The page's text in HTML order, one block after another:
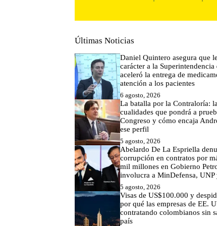
Últimas Noticias
Daniel Quintero asegura que
carácter a la Superintendencia
aceleró la entrega de
atención a los pacientes
6 agosto, 2026
La batalla por la Contraloría:
cualidades que pondrá a
Congreso y cómo encaja
ese perfil
5 agosto, 2026
Abelardo De La Espriella
corrupción en contratos por
mil millones en Gobierno
involucra a MinDefensa,
5 agosto, 2026
Visas de US$100.000 y
por qué las empresas de EE.
contratando colombianos sin
país